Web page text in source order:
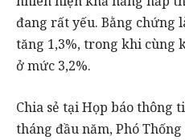
đang rất yếu. Bằng chứng
tăng 1,3%, trong khi cùng
ở mức 3,2%.
Chia sẻ tại Họp báo thông
tháng đầu năm, Phó